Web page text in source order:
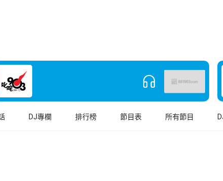
DJ專欄 排行榜 節目表 所有節目